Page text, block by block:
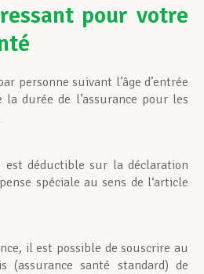
pour votre
personne suivant l’âge d’entrée
durée de l’assurance pour les
déductible sur la déclaration
spéciale au sens de l‘article
il est possible de souscrire au
(assurance santé standard) de